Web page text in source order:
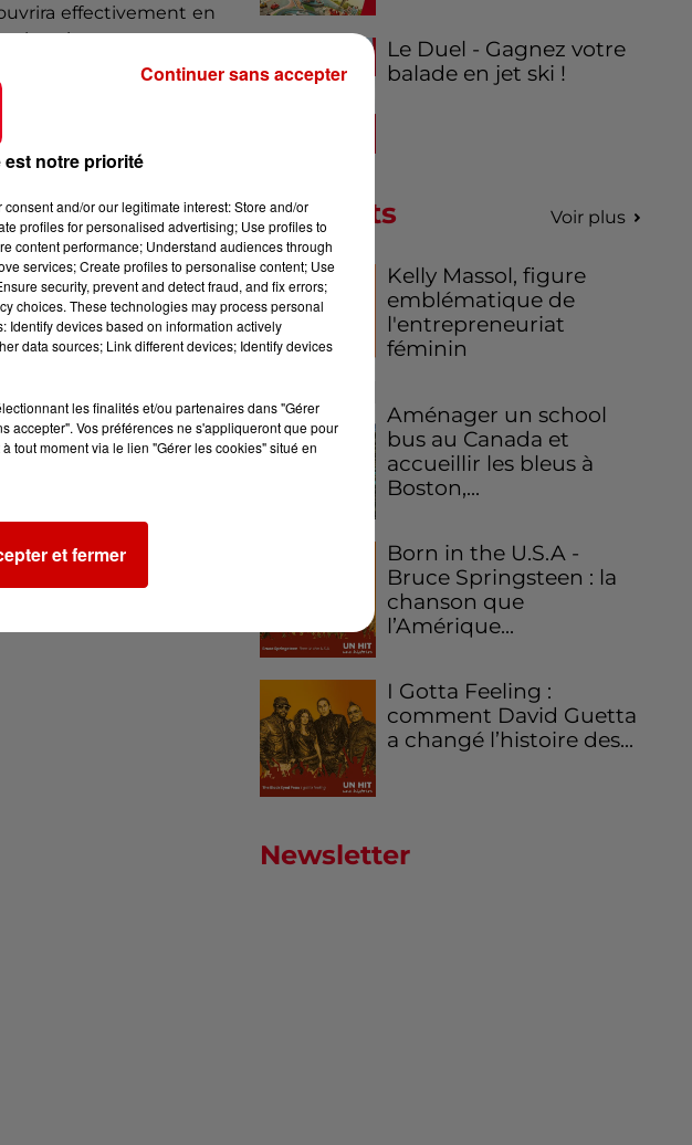
effectivement en
chantier ne seront pas
Le Duel - Gagnez votre
balade en jet ski !
Podcasts Voir plus
Kelly Massol, figure
emblématique de
l'entrepreneuriat
féminin
Aménager un school
bus au Canada et
accueillir les bleus à
Boston,...
Born in the U.S.A -
Bruce Springsteen : la
chanson que
l’Amérique...
I Gotta Feeling :
comment David Guetta
a changé l’histoire des...
Newsletter
est notre priorité
and/or our legitimate interest: Store and/or
profiles for personalised advertising; Use profiles to
content performance; Understand audiences through
services; Create profiles to personalise content; Use
security, prevent and detect fraud, and fix errors;
choices. These technologies may process personal
Identify devices based on information actively
data sources; Link different devices; Identify devices
les finalités et/ou partenaires dans "Gérer
accepter". Vos préférences ne s'appliqueront que pour
tout moment via le lien "Gérer les cookies" situé en
et fermer
Continuer sans accepter